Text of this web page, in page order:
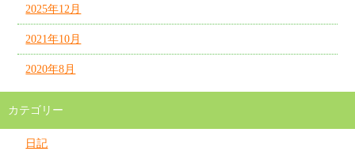
2025年12月
2021年10月
2020年8月
カテゴリー
日記